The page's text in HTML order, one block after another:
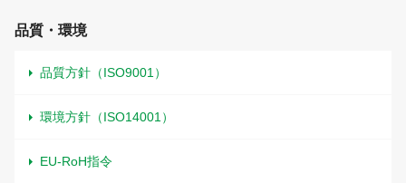
品質・環境
品質方針（ISO9001）
環境方針（ISO14001）
EU-RoH指令